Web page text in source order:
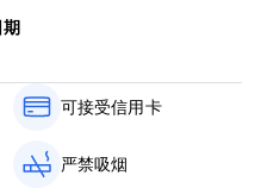
款。
可接受信用卡
严禁吸烟